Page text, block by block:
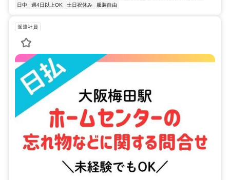
日中
週4日以上OK 土日祝休み 服装自由
派遣社員